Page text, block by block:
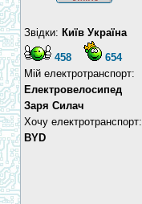
Звідки: Київ Україна
458
654
Мій електротранспорт:
Електровелосипед
Заря Силач
Хочу електротранспорт:
BYD